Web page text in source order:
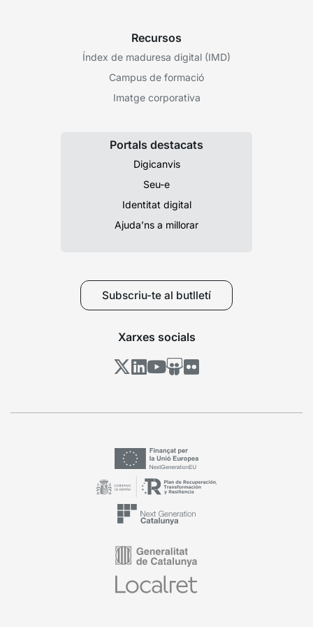
Recursos
Índex de maduresa digital (IMD)
Campus de formació
Imatge corporativa
Portals destacats
Digicanvis
Seu-e
Identitat digital
Ajuda’ns a millorar
Subscriu-te al butlletí
Xarxes socials